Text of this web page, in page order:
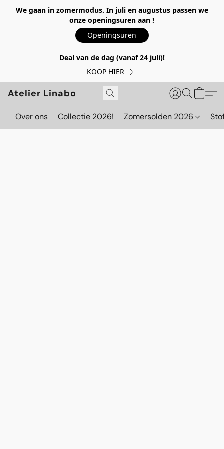
We gaan in zomermodus. In juli en augustus passen we
onze openingsuren aan !
Openingsuren
Deal van de dag (vanaf 24 juli)!
KOOP HIER
Atelier Linabo
Over ons Collectie 2026! Zomersolden 2026